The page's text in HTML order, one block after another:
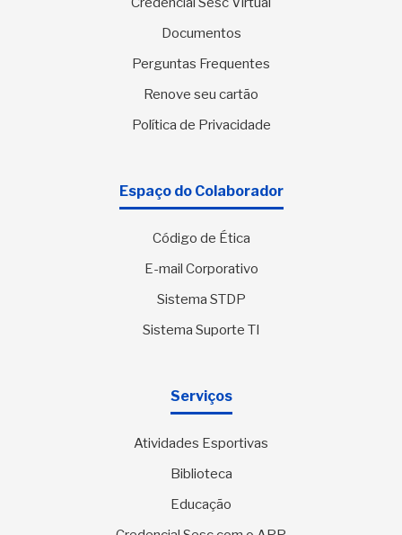
Documentos
Perguntas Frequentes
Renove seu cartão
Política de Privacidade
Espaço do Colaborador
Código de Ética
E-mail Corporativo
Sistema STDP
Sistema Suporte TI
Serviços
Atividades Esportivas
Biblioteca
Educação